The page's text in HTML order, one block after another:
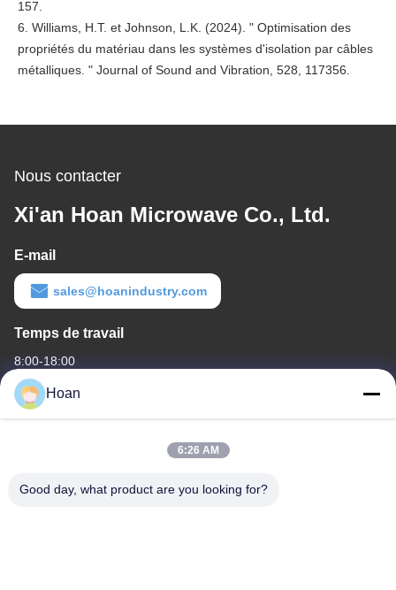
157.
6. Williams, H.T. et Johnson, L.K. (2024). " Optimisation des
propriétés du matériau dans les systèmes d'isolation par câbles
métalliques. " Journal of Sound and Vibration, 528, 117356.
Nous contacter
Xi'an Hoan Microwave Co., Ltd.
E-mail
sales@hoanindustry.com
Temps de travail
8:00-18:00
Notre adresse
F7, bâtiment 2, parc industriel Xinkai, rue Jinye 2, zone de haute
Hoan
6:26 AM
Good day, what product are you looking for?